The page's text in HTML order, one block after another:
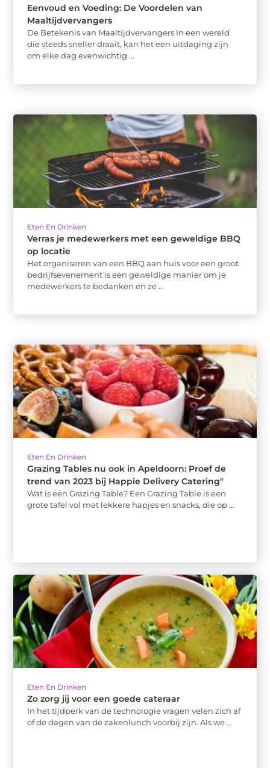
Eenvoud en Voeding: De Voordelen van
Maaltijdvervangers
De Betekenis van Maaltijdvervangers In een wereld
die steeds sneller draait, kan het een uitdaging zijn
om elke dag evenwichtig ...
Eten En Drinken
Verras je medewerkers met een geweldige BBQ
op locatie
Het organiseren van een BBQ aan huis voor een groot
bedrijfsevenement is een geweldige manier om je
medewerkers te bedanken en ze ...
Eten En Drinken
Grazing Tables nu ook in Apeldoorn: Proef de
trend van 2023 bij Happie Delivery Catering"
Wat is een Grazing Table? Een Grazing Table is een
grote tafel vol met lekkere hapjes en snacks, die op ...
Eten En Drinken
Zo zorg jij voor een goede cateraar
In het tijdperk van de technologie vragen velen zich af
of de dagen van de zakenlunch voorbij zijn. Als we ...